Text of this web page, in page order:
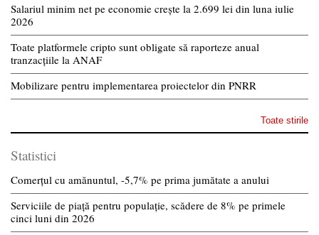
Salariul minim net pe economie crește la 2.699 lei din luna iulie
2026
Toate platformele cripto sunt obligate să raporteze anual
tranzacțiile la ANAF
Mobilizare pentru implementarea proiectelor din PNRR
Toate stirile
Statistici
Comerțul cu amănuntul, -5,7% pe prima jumătate a anului
Serviciile de piață pentru populație, scădere de 8% pe primele
cinci luni din 2026